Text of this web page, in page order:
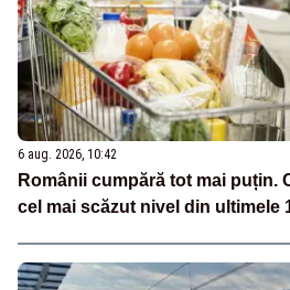
6 aug. 2026, 10:42
Românii cumpără tot mai puțin.
cel mai scăzut nivel din ultimele